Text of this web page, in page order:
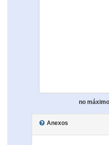
no
Anexos